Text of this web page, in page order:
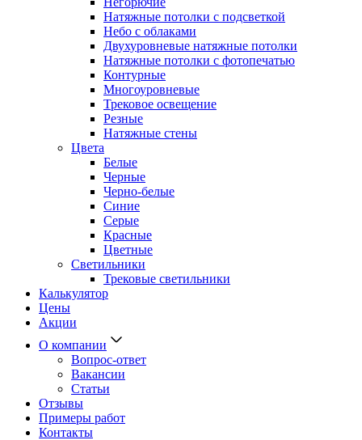
Натяжные потолки с подсветкой
Небо с облаками
Двухуровневые натяжные потолки
Натяжные потолки с фотопечатью
Контурные
Многоуровневые
Трековое освещение
Резные
Натяжные стены
Цвета
Белые
Черные
Черно-белые
Синие
Серые
Красные
Цветные
Светильники
Трековые светильники
Калькулятор
Цены
Акции
О компании
Вопрос-ответ
Вакансии
Статьи
Отзывы
Примеры работ
Контакты